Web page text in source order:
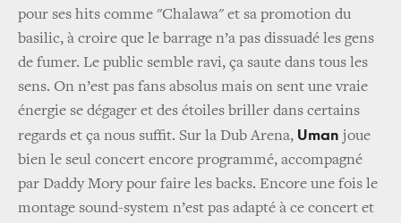
pour ses hits comme "Chalawa" et sa promotion du
basilic, à croire que le barrage n’a pas dissuadé les gens
de fumer. Le public semble ravi, ça saute dans tous les
sens. On n’est pas fans absolus mais on sent une vraie
énergie se dégager et des étoiles briller dans certains
regards et ça nous suffit. Sur la Dub Arena, Uman joue
bien le seul concert encore programmé, accompagné
par Daddy Mory pour faire les backs. Encore une fois le
montage sound-system n’est pas adapté à ce concert et